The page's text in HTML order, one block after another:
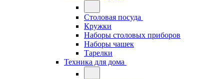
Столовая посуда
Кружки
Наборы столовых приборов
Наборы чашек
Тарелки
Техника для дома